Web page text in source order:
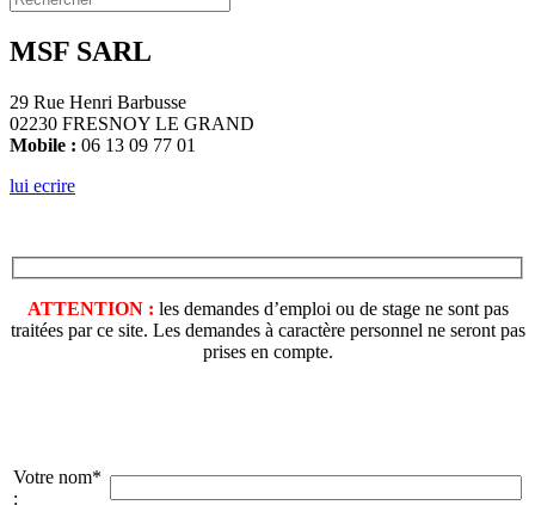
MSF SARL
29 Rue Henri Barbusse
02230 FRESNOY LE GRAND
Mobile : 06 13 09 77 01
lui ecrire
ATTENTION : les demandes d’emploi ou de stage ne sont pas
traitées par ce site. Les demandes à caractère personnel ne seront pas
prises en compte.
Votre nom*
: